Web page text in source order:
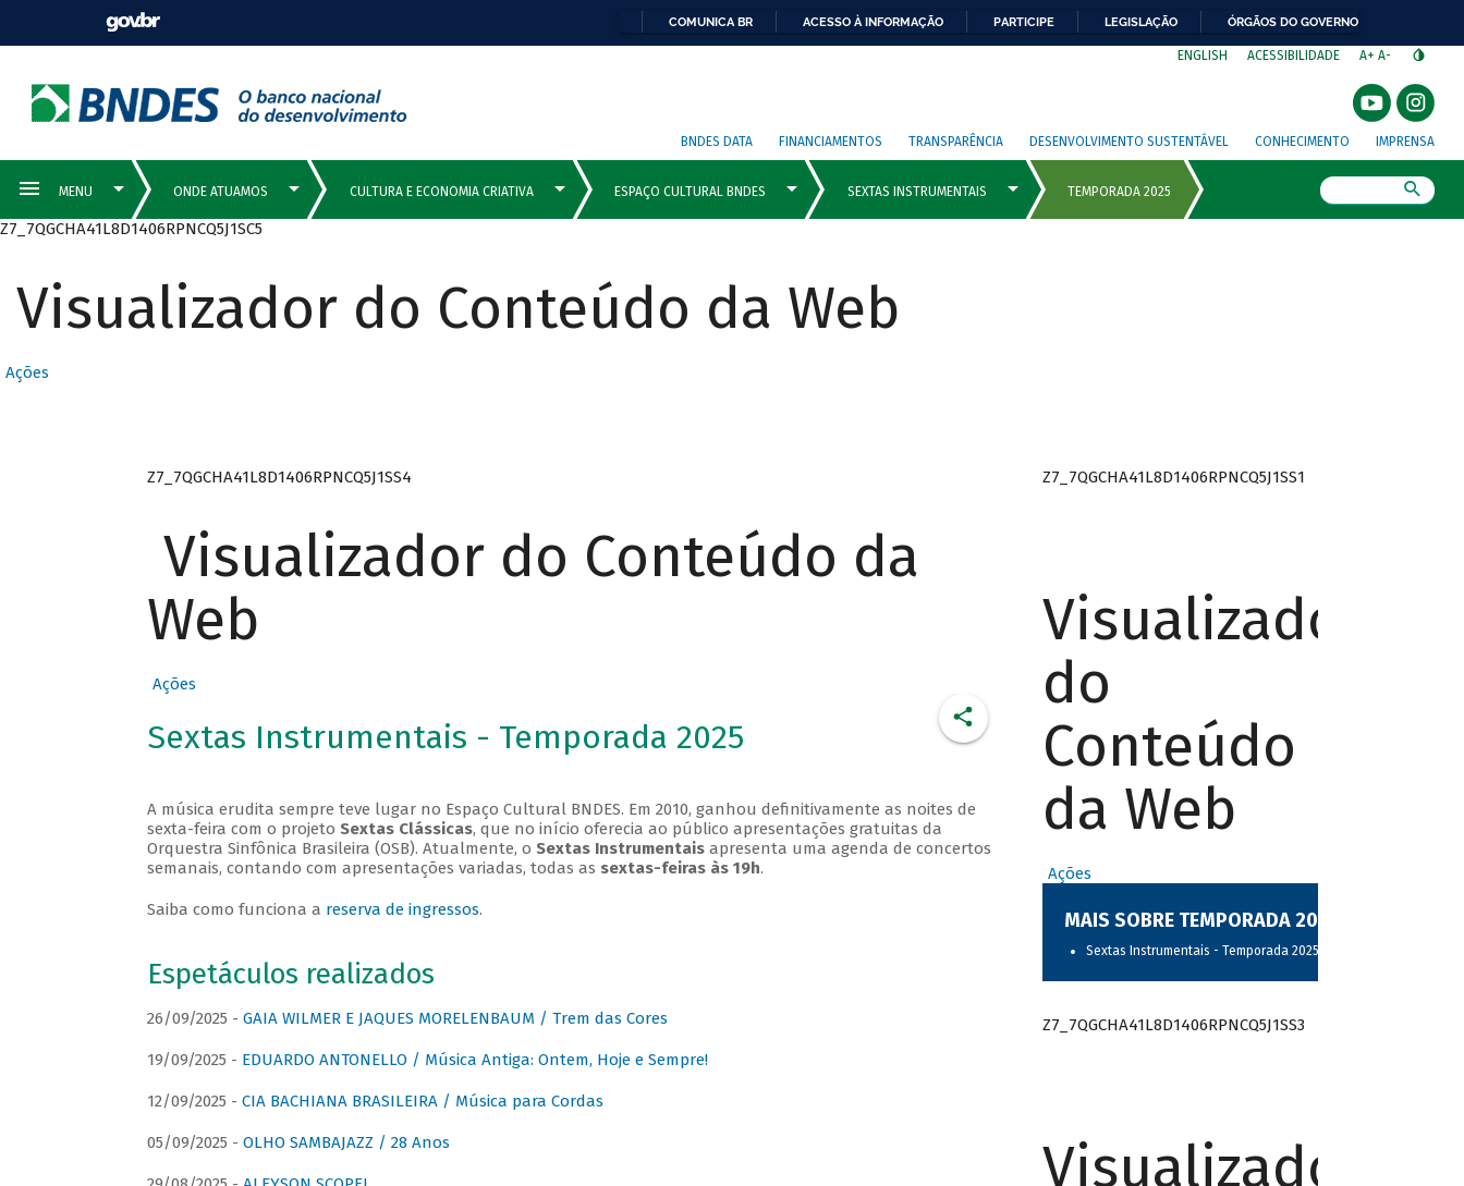
COMUNICA BR ACESSO À INFORMAÇÃO PARTICIPE LEGISLAÇÃO ÓRGÃOS DO GOVERNO
ENGLISH ACESSIBILIDADE A+ A-
BNDES DATA FINANCIAMENTOS TRANSPARÊNCIA DESENVOLVIMENTO SUSTENTÁVEL CONHECIMENTO IMPRENSA
Z7_7QGCHA41L8D1406RPNCQ5J1SC5
Visualizador do Conteúdo da Web
Ações
Z7_7QGCHA41L8D1406RPNCQ5J1SS4
Visualizador do Conteúdo da
Web
Ações
Sextas Instrumentais - Temporada 2025
A música erudita sempre teve lugar no Espaço Cultural BNDES. Em 2010, ganhou definitivamente as noites de
sexta-feira com o projeto Sextas Clássicas, que no início oferecia ao público apresentações gratuitas da
Orquestra Sinfônica Brasileira (OSB). Atualmente, o Sextas Instrumentaisapresenta uma agenda de concertos
semanais, contando com apresentações variadas, todas as sextas-feiras às 19h.
Saiba como funciona a reserva de ingressos.
Espetáculos realizados
26/09/2025 - GAIA WILMER E JAQUES MORELENBAUM / Trem das Cores
19/09/2025 - EDUARDO ANTONELLO / Música Antiga: Ontem, Hoje e Sempre!
12/09/2025 - CIA BACHIANA BRASILEIRA / Música para Cordas
05/09/2025 - OLHO SAMBAJAZZ / 28 Anos
Z7_7QGCHA41L8D1406RPNCQ5J1SS1
Visualizador
do
Conteúdo
da Web
Ações
MAIS SOBRE TEMPORADA 2025
Sextas Instrumentais - Temporada 2025
Z7_7QGCHA41L8D1406RPNCQ5J1SS3
Visualizador